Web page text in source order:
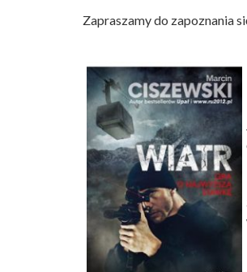
Zapraszamy do zapoznania